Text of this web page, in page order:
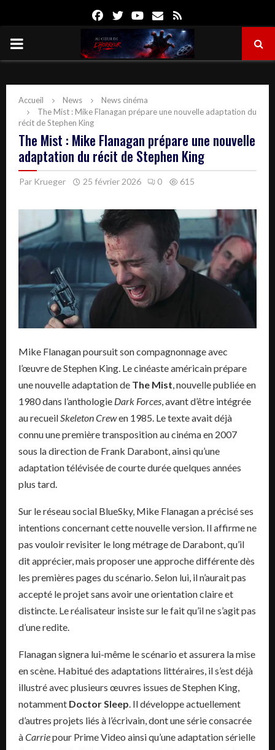
FacebookTwitterYoutube
Email
PRIMARY
Accueil News
News cinéma
The Mist : Mike Flanagan prépare une nouvelle adaptation du
récit de Stephen King
The Mist : Mike Flanagan prépare une nouvelle
adaptation du récit de Stephen King
Par Krueger 25 février 2026 0 615
Mike Flanagan poursuit son compagnonnage avec
l’œuvre de Stephen King. Le cinéaste américain prépare
une nouvelle adaptation de The Mist, nouvelle publiée en
1980 dans l’anthologie Dark Forces, avant d’être intégrée
au recueilSkeleton Crewen 1985. Le texte avait déjà
connu une première transposition au cinéma en 2007
sous la direction de Frank Darabont, ainsi qu’une
adaptation télévisée de courte durée quelques années
plus tard.
Sur le réseau social BlueSky, Mike Flanagan a précisé ses
intentions concernant cette nouvelle version. Il affirme ne
pas vouloir revisiter le long métrage de Darabont, qu’il
dit apprécier, mais proposer une approche différente dès
les premières pages du scénario. Selon lui, il n’aurait pas
accepté le projet sans avoir une orientation claire et
distincte. Le réalisateur insiste sur le fait qu’il ne s’agit pas
d’une redite.
Flanagan signera lui-même le scénario et assurera la mise
en scène. Habitué des adaptations littéraires, il s’est déjà
illustré avec plusieurs œuvres issues de Stephen King,
notamment Doctor Sleep. Il développe actuellement
d’autres projets liés à l’écrivain, dont une série consacrée
àCarriepour Prime Video ainsi qu’une adaptation sérielle